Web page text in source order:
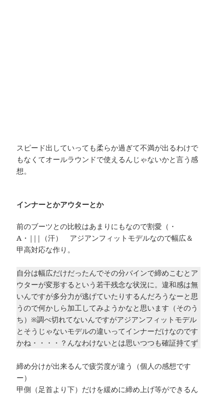
スピード出していっても柔らか過ぎて不満が出るわけで
もなくてオールラウンドで使えるんじゃないかと言う感
想。
インナーとかアウターとか
前のブーツとの比較はあまりにもなので割愛（・
А・|||（汗） アジアンフィットモデルなので幅広＆
甲高対応な作り。
自分は幅広だけだったんでその分バインで締めこむとア
ウターが変形するという若干残念な状況に。違和感は無
いんですが多分力が逃げていたりするんだろうなーと思
うので何かしら加工してみようかなと思います（そのう
ち）※調べ切れてないんですがアジアンフィットモデル
とそうじゃないモデルの違いってインナーだけなのです
かね・・・・？んなわけないとは思いつつも確証持てず
締め分けが出来るんで疲労度が違う（個人の感想です
ー）
甲側（足首より下）だけを緩めに締め上げ等ができるん